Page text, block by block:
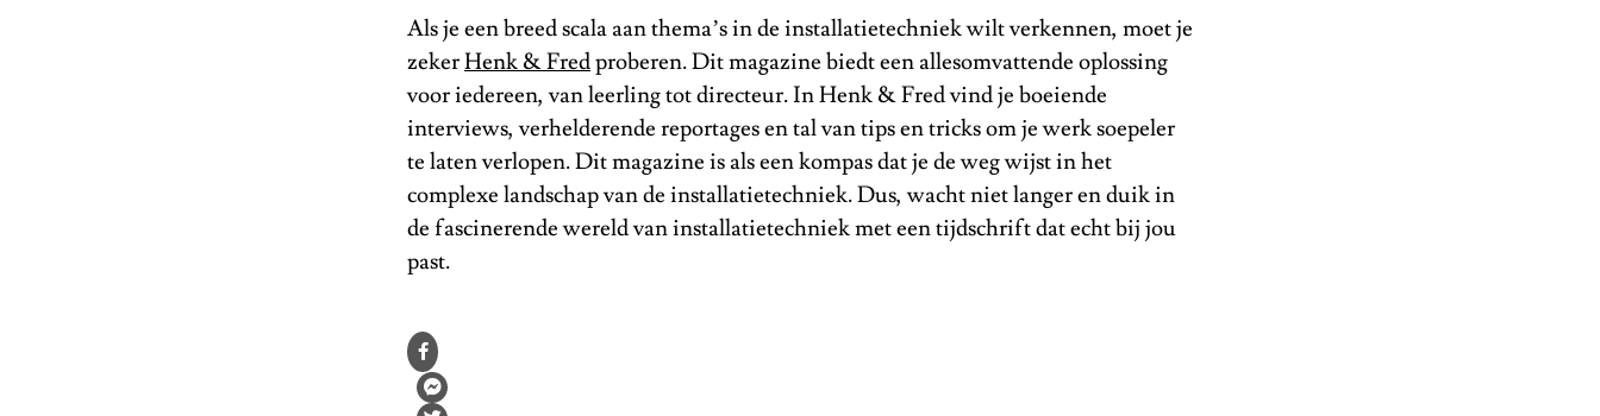
Als je een breed scala aan thema’s in de installatietechniek wilt verkennen, moet je
zekerHenk & Fredproberen. Dit magazine biedt een allesomvattende oplossing
voor iedereen, van leerling tot directeur. In Henk & Fred vind je boeiende
interviews, verhelderende reportages en tal van tips en tricks om je werk soepeler
te laten verlopen. Dit magazine is als een kompas dat je de weg wijst in het
complexe landschap van de installatietechniek. Dus, wacht niet langer en duik in
de fascinerende wereld van installatietechniek met een tijdschrift dat echt bij jou
past.